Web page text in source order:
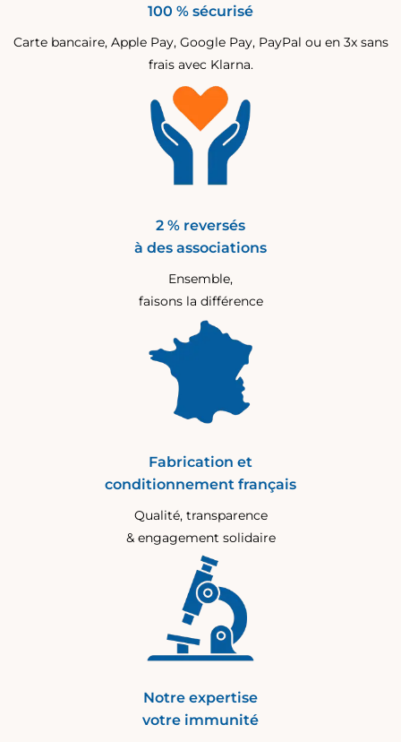
100 % sécurisé
Carte bancaire, Apple Pay, Google Pay, PayPal ou en 3x sans
frais avec Klarna.
2 % reversés
à des associations
Ensemble,
faisons la différence
Fabrication et
conditionnement français
Qualité, transparence
& engagement solidaire
Notre expertise
votre immunité